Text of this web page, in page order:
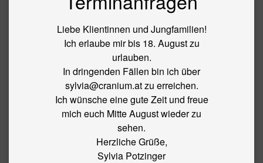
BLOG
Craniosacral Nursing mit Babys und
Kleinkindern
IMG_0914
sylvia |Published 3. May 2018 |Full size is5616 × 3744
Liebe Klientinnen und Jungfamilien!
Ich erlaube mir bis 18. August zu
urlauben.
In dringenden Fällen bin ich über
sylvia@cranium.at zu erreichen.
Ich wünsche eine gute Zeit und freue
mich euch Mitte August wieder zu
sehen.
Herzliche Grüße,
Sylvia Potzinger